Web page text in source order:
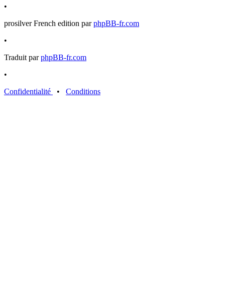
•
prosilver French edition parphpBB-fr.com
•
Traduit parphpBB-fr.com
•
Confidentialité
• Conditions